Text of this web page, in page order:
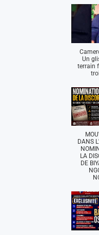
Un
terrain
DANS
LA
DE